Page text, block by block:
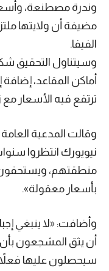
وندرة مصطنعة،
مضيفة أن ولايتها
الفيفا.
وسيتناول التحقيق
أماكن المقاعد، إضافة
ترتفع فيه الأسعار مع
وقالت المدعية
نيويورك انتظروا
منطقتهم، ويستحقون
بأسعار معقولة».
وأضافت: «لا ينبغي
أن يثق المشجعون بأن
سيحصلون عليها